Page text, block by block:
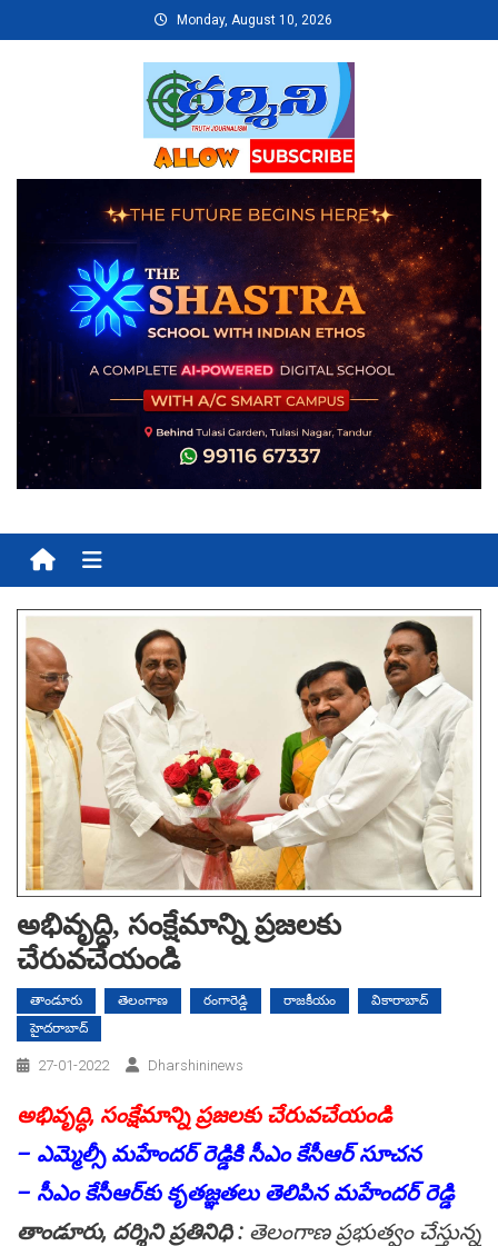
to
Monday, August 10, 2026
Menu
అభివృద్ధి, సంక్షేమాన్ని ప్ర‌జ‌ల‌కు
చేరువ‌చేయండి
తాండూరు తెలంగాణ రంగారెడ్డి రాజకీయం
వికారాబాద్
హైదరాబాద్
27-01-2022 Dharshininews
అభివృద్ధి, సంక్షేమాన్ని ప్ర‌జ‌ల‌కు చేరువ‌చేయండి
– ఎమ్మెల్సీ మ‌హేంద‌ర్ రెడ్డికి సీఎం కేసీఆర్ సూచ‌న‌
– సీఎం కేసీఆర్‌కు కృత‌జ్ఞ‌త‌లు తెలిపిన మ‌హేంద‌ర్ రెడ్డి
తాండూరు, ద‌ర్శిని ప్ర‌తినిధి : తెలంగాణ ప్ర‌భుత్వం చేస్తున్న